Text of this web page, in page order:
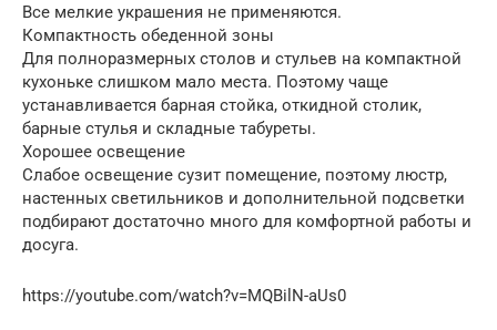
Все мелкие украшения не применяются.
Компактность обеденной зоны
Для полноразмерных столов и стульев на компактной
кухоньке слишком мало места. Поэтому чаще
устанавливается барная стойка, откидной столик,
барные стулья и складные табуреты.
Хорошее освещение
Слабое освещение сузит помещение, поэтому люстр,
настенных светильников и дополнительной подсветки
подбирают достаточно много для комфортной работы и
досуга.
https://youtube.com/watch?v=MQBilN-aUs0